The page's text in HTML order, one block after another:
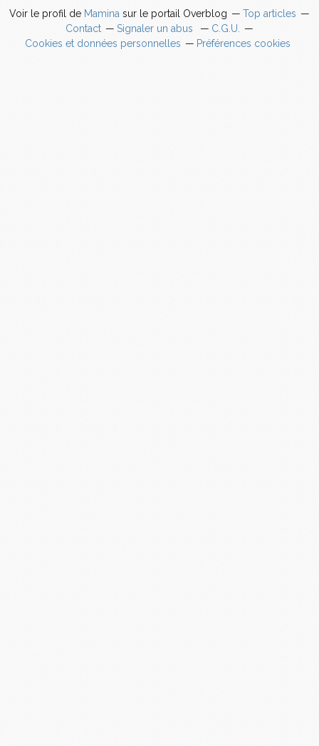
Voir le profil de Mamina sur le portail Overblog
Top articles
Contact
Signaler un abus
C.G.U.
Cookies et données personnelles
Préférences cookies